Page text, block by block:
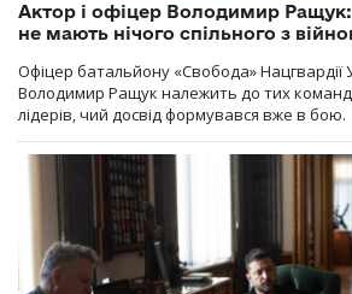
Актор і офіцер Володимир
не мають нічого спільного з
Офіцер батальйону «Свобода» Нацгвардії
Володимир Ращук належить до тих
лідерів, чий досвід формувався вже в бою.